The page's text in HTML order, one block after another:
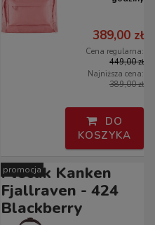
389,00 zł
Cena regularna:
449,00 zł
Najniższa cena:
389,00 zł
DO
KOSZYKA
Plecak Kanken
Fjallraven - 424
Blackberry
promocja